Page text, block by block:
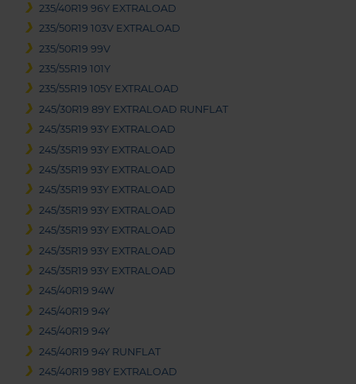
235/40R19 96Y EXTRALOAD
235/50R19 103V EXTRALOAD
235/50R19 99V
235/55R19 101Y
235/55R19 105Y EXTRALOAD
245/30R19 89Y EXTRALOAD RUNFLAT
245/35R19 93Y EXTRALOAD
245/35R19 93Y EXTRALOAD
245/35R19 93Y EXTRALOAD
245/35R19 93Y EXTRALOAD
245/35R19 93Y EXTRALOAD
245/35R19 93Y EXTRALOAD
245/35R19 93Y EXTRALOAD
245/35R19 93Y EXTRALOAD
245/40R19 94W
245/40R19 94Y
245/40R19 94Y
245/40R19 94Y RUNFLAT
245/40R19 98Y EXTRALOAD